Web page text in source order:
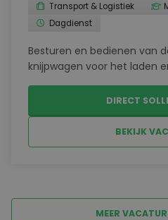
Transport & Logistiek
Dagdienst
Besturen en bedienen van
knijpwagen voor het laden
grondstoffenVervoeren
verschillende locaties in de
uitvoeren van
bereikbare
DIRECT
BEKIJK
MEER